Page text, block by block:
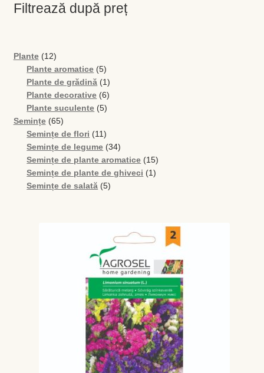
Filtrează după preț
Plante 1212
produse
Plante aromatice 55
produse
Plante de grădină 11
produs
Plante decorative 66
produse
Plante suculente 55
Semințe 6565
de
produse
Semințe de flori 1111
produse
Semințe de legume 3434
de
produse
Semințe de plante aromatice 1515
produse
Semințe de plante de ghiveci 11
Semințe de salată 55